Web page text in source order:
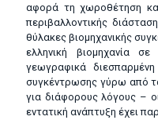
αφορά τη χωροθέτηση
περιβαλλοντικής
θύλακες βιομηχανικής
ελληνική βιομηχανία
γεωγραφικά
συγκέντρωσης γύρω από
για διάφορους λόγους –
εντατική ανάπτυξη έχει